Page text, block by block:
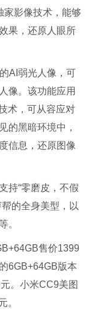
家影像技术，能够
果，还原人眼所
AI弱光人像，可
像。该功能应用
术，可从容应对
的黑暗环境中，
信息，还原图像
持“零磨皮，不假
的全身美型，以
。
售价1399
6GB+64GB版本
。小米CC9美图
。